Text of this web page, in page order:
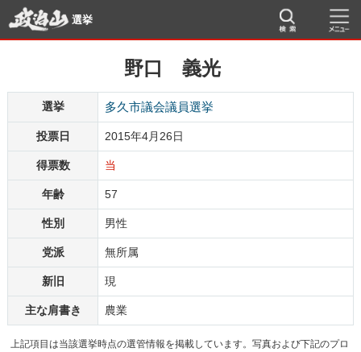
選挙
野口 義光
選挙 多久市議会議員選挙
投票日 2015年4月26日
得票数 当
年齢 57
性別 男性
党派 無所属
新旧 現
主な肩書き 農業
上記項目は当該選挙時点の選管情報を掲載しています。写真および下記のプロ